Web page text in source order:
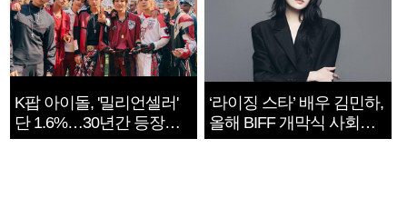
K팝 아이돌, '밀리언셀러'
단 1.6%…30년간 등장
1182개팀 전수조사
‘라이징 스타’ 배우 김민하,
올해 BIFF 개막식 사회자
확정